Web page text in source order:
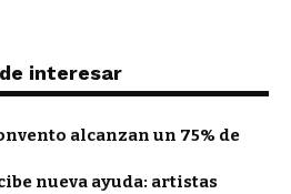
interesar
alcanzan un 75% de
nueva ayuda: artistas